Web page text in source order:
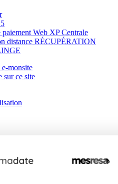
paiement Web XPCentrale
distance RÉCUPÉRATION
monsite
sur ce site